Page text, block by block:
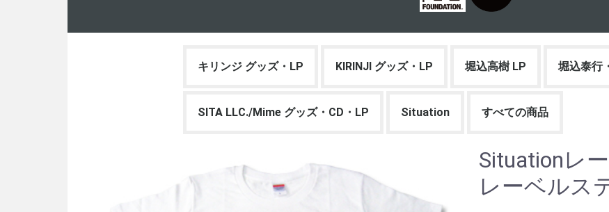
キリンジ グッズ・LP KIRINJI グッズ・LP 堀込高樹 LP 堀込泰行
SITA LLC./Mime グッズ・CD・LP Situation すべての商品
Situationレ
レーベルス